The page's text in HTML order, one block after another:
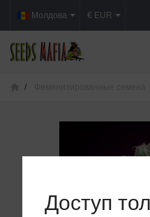
Молдова € EUR
Доступ